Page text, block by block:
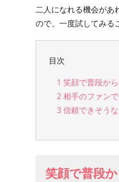
二人になれる機会があ
ので、一度試してみる
目次
1 笑顔で普段か
2相手のファン
3信頼できそう
笑顔で普段